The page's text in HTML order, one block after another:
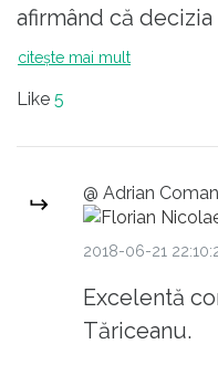
afirmând că
decizia de achitare
Dăncilă, un
printr-un
României că cei
trebuie să-și dea
E noaptea minții.
citește mai mult
Like 5
@ Adrian Coman
2018-06-21
Excelentă
Tăriceanu.